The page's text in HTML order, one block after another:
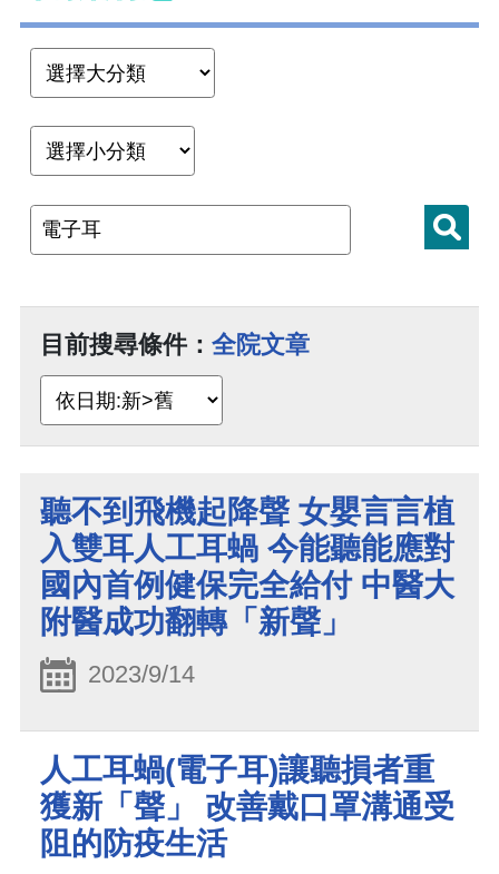
目前搜尋條件： 全院文章
聽不到飛機起降聲 女嬰言言植
入雙耳人工耳蝸 今能聽能應對
國內首例健保完全給付 中醫大
附醫成功翻轉「新聲」
2023/9/14
人工耳蝸(電子耳)讓聽損者重
獲新「聲」 改善戴口罩溝通受
阻的防疫生活